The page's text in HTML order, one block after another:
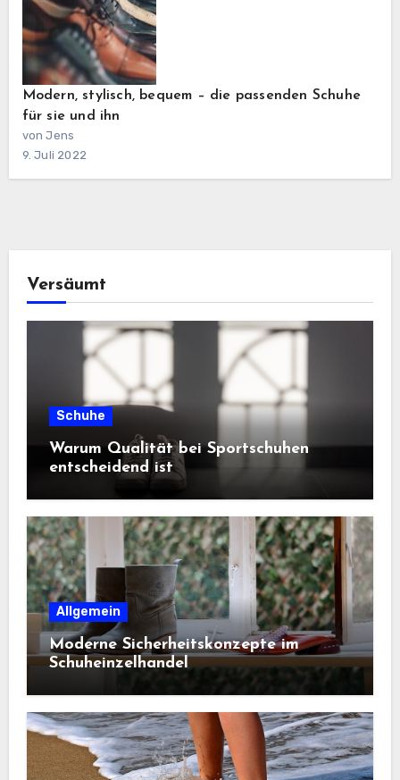
Modern, stylisch, bequem – die passenden Schuhe
für sie und ihn
von Jens
9. Juli 2022
Versäumt
Schuhe
Warum Qualität bei Sportschuhen
entscheidend ist
Allgemein
Moderne Sicherheitskonzepte im
Schuheinzelhandel